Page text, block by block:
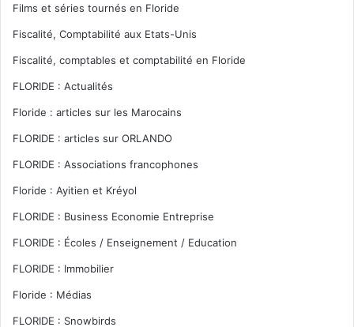
Films et séries tournés en Floride
Fiscalité, Comptabilité aux Etats-Unis
Fiscalité, comptables et comptabilité en Floride
FLORIDE : Actualités
Floride : articles sur les Marocains
FLORIDE : articles sur ORLANDO
FLORIDE : Associations francophones
Floride : Ayitien et Kréyol
FLORIDE : Business Economie Entreprise
FLORIDE : Écoles / Enseignement / Education
FLORIDE : Immobilier
Floride : Médias
FLORIDE : Snowbirds